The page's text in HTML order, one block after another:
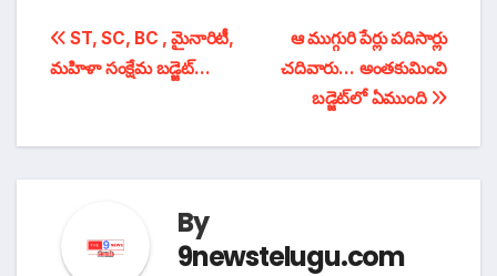
టపా
నావిగేషన్
ఆ ముగ్గురి పేర్లు పదిసార్లు
చదివారు… అంతకుమించి
బడ్జెట్‌లో ఏముంది
ST, SC, BC , మైనారిటీ,
మహిళా సంక్షేమ బడ్జెట్…
By
9newstelugu.com